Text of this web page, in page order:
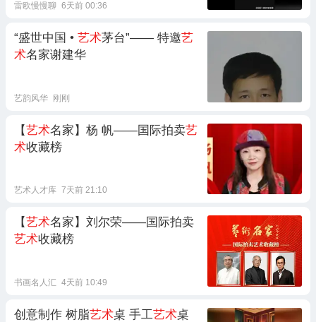
雷欧慢慢聊 6天前 00:36
“盛世中国 • 艺术茅台”—— 特邀艺
术名家谢建华
艺韵风华 刚刚
【艺术名家】杨 帆——国际拍卖艺
术收藏榜
艺术人才库 7天前 21:10
【艺术名家】刘尔荣——国际拍卖
艺术收藏榜
书画名人汇 4天前 10:49
创意制作 树脂艺术桌 手工艺术桌